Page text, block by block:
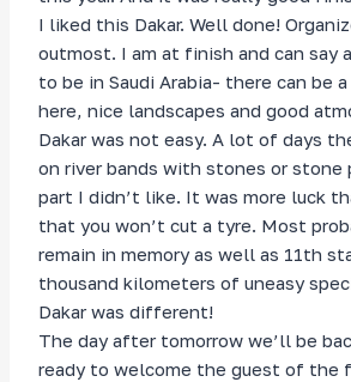
I liked this Dakar. Well done!
outmost. I am at finish and can say
to be in Saudi Arabia- there can be
here, nice landscapes and good
Dakar was not easy. A lot of days
on river bands with stones or stone
part I didn’t like. It was more luck
that you won’t cut a tyre. Most
remain in memory as well as 11th
thousand kilometers of uneasy
Dakar was different!
The day after tomorrow we’ll be
ready to welcome the guest of the